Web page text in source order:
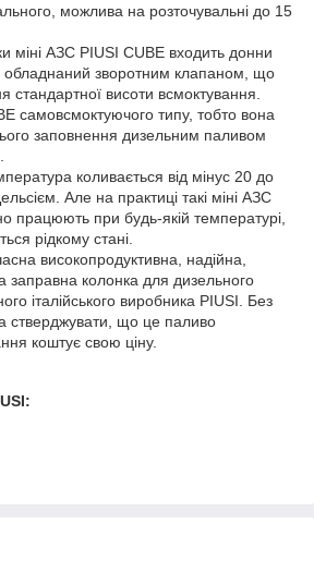
можлива на розточувальні до 15
міні АЗС PIUSI CUBE входить донни
обладнаний зворотним клапаном, що
стандартної висоти всмоктування.
самовсмоктуючого типу, тобто вона
заповнення дизельним паливом
коливається від мінус 20 до
Але на практиці такі міні АЗС
працюють при будь-якій температурі,
рідкому стані.
високопродуктивна, надійна,
заправна колонка для дизельного
італійського виробника PIUSI. Без
стверджувати, що це паливо
коштує свою ціну.